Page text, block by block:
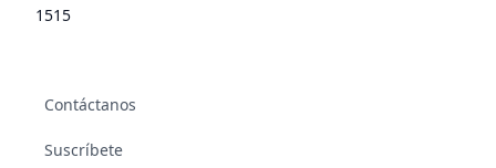
1515
Contáctanos
Suscríbete